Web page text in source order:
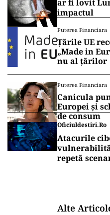
ar fi lovit
impactul
Puterea Financiara
Țările UE
„Made in
nu al țărilor
Puterea Financiara
Canicula
Europei și
de consum
Oficiuldestiri.ro
Atacurile
repetă
Alte